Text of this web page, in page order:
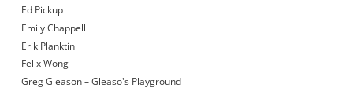
Ed Pickup
Emily Chappell
Erik Planktin
Felix Wong
Greg Gleason – Gleaso's Playground